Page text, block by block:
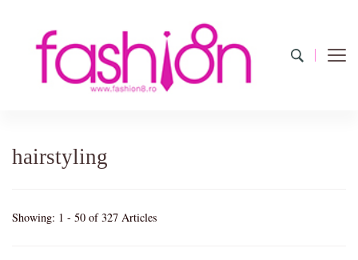
poze cu modele de manichiuri!
hairstyling
Showing: 1 - 50 of 327 Articles